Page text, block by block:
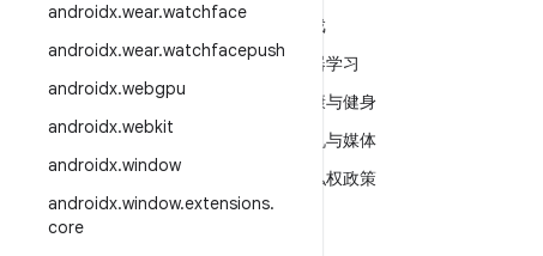
androidx.wear.watchface
androidx.wear.watchfacepush
androidx.webgpu
androidx.webkit
androidx.window
androidx.window.extensions.
core
Android
适用于企业的 Android
安全
源代码
新闻
博客
游戏
机器学习
健康与健身
相机与媒体
隐私权政策